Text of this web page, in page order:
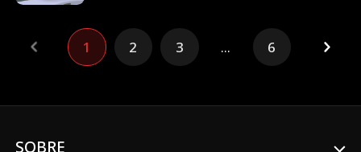
há uma tensão inegável entre eles.
Justamente quando Emily pensa que tudo vai
voltar aos trilhos, ela descobre
inesperadamente que está grávida...
1 2 3 ... 6
SOBRE